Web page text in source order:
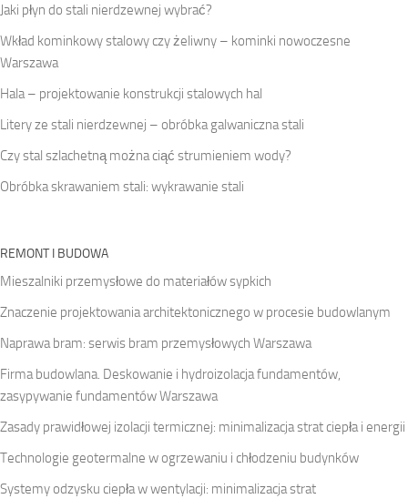
Jaki płyn do stali nierdzewnej wybrać?
Wkład kominkowy stalowy czy żeliwny – kominki nowoczesne
Warszawa
Hala – projektowanie konstrukcji stalowych hal
Litery ze stali nierdzewnej – obróbka galwaniczna stali
Czy stal szlachetną można ciąć strumieniem wody?
Obróbka skrawaniem stali: wykrawanie stali
REMONT I BUDOWA
Mieszalniki przemysłowe do materiałów sypkich
Znaczenie projektowania architektonicznego w procesie budowlanym
Naprawa bram: serwis bram przemysłowych Warszawa
Firma budowlana. Deskowanie i hydroizolacja fundamentów,
zasypywanie fundamentów Warszawa
Zasady prawidłowej izolacji termicznej: minimalizacja strat ciepła i energii
Technologie geotermalne w ogrzewaniu i chłodzeniu budynków
Systemy odzysku ciepła w wentylacji: minimalizacja strat